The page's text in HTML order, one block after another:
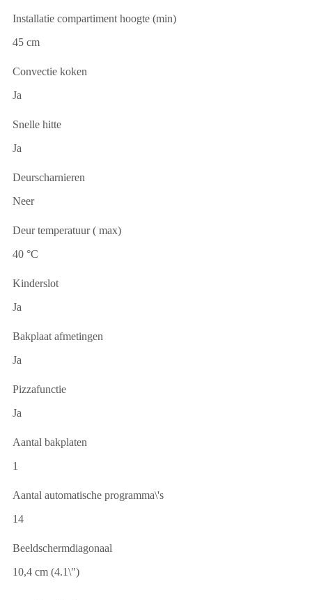
Installatie compartiment hoogte (min)
45 cm
Convectie koken
Ja
Snelle hitte
Ja
Deurscharnieren
Neer
Deur temperatuur ( max)
40 °C
Kinderslot
Ja
Bakplaat afmetingen
Ja
Pizzafunctie
Ja
Aantal bakplaten
1
Aantal automatische programma\'s
14
Beeldschermdiagonaal
10,4 cm (4.1\")